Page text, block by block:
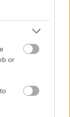
or
adatvédelmi